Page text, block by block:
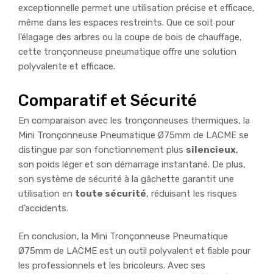
exceptionnelle permet une utilisation précise et efficace,
même dans les espaces restreints. Que ce soit pour
l’élagage des arbres ou la coupe de bois de chauffage,
cette tronçonneuse pneumatique offre une solution
polyvalente et efficace.
Comparatif et Sécurité
En comparaison avec les tronçonneuses thermiques, la
Mini Tronçonneuse Pneumatique Ø75mm de LACME se
distingue par son fonctionnement plus silencieux,
son poids léger et son démarrage instantané. De plus,
son système de sécurité à la gâchette garantit une
utilisation en toute sécurité, réduisant les risques
d’accidents.
En conclusion, la Mini Tronçonneuse Pneumatique
Ø75mm de LACME est un outil polyvalent et fiable pour
les professionnels et les bricoleurs. Avec ses